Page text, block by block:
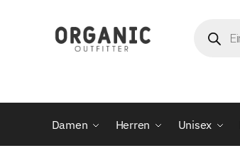
Damen Herren Unisex